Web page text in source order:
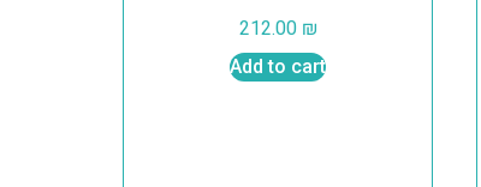
212.00 ₪
Add to cart